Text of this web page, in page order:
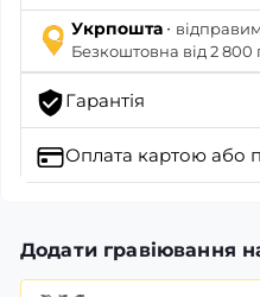
Укрпошта ·
Безкоштовна від 2 800
Гарантія
Оплата картою або
Додати гравіювання